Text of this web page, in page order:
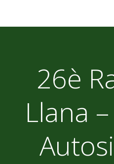
26è
Llana